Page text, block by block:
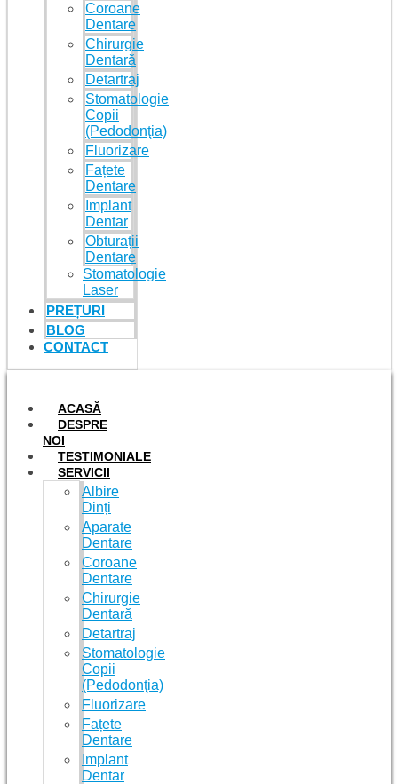
Coroane
Dentare
Chirurgie
Dentară
Detartraj
Stomatologie
Copii
(Pedodonţia)
Fluorizare
Fațete
Dentare
Implant
Dentar
Obturații
Dentare
Stomatologie
Laser
PREȚURI
BLOG
CONTACT
ACASĂ
DESPRE
NOI
TESTIMONIALE
SERVICII
Albire
Dinți
Aparate
Dentare
Coroane
Dentare
Chirurgie
Dentară
Detartraj
Stomatologie
Copii
(Pedodonţia)
Fluorizare
Fațete
Dentare
Implant
Dentar